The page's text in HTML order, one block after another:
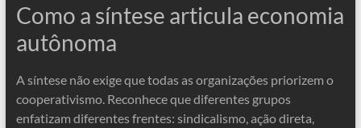
Como a síntese articula economia
autônoma
A síntese não exige que todas as organizações priorizem o
cooperativismo. Reconhece que diferentes grupos
enfatizam diferentes frentes: sindicalismo, ação direta,